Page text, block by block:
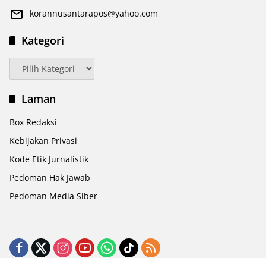
korannusantarapos@yahoo.com
Kategori
Kategori
Laman
Box Redaksi
Kebijakan Privasi
Kode Etik Jurnalistik
Pedoman Hak Jawab
Pedoman Media Siber